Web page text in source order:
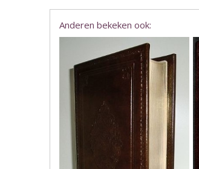
Anderen bekeken ook: